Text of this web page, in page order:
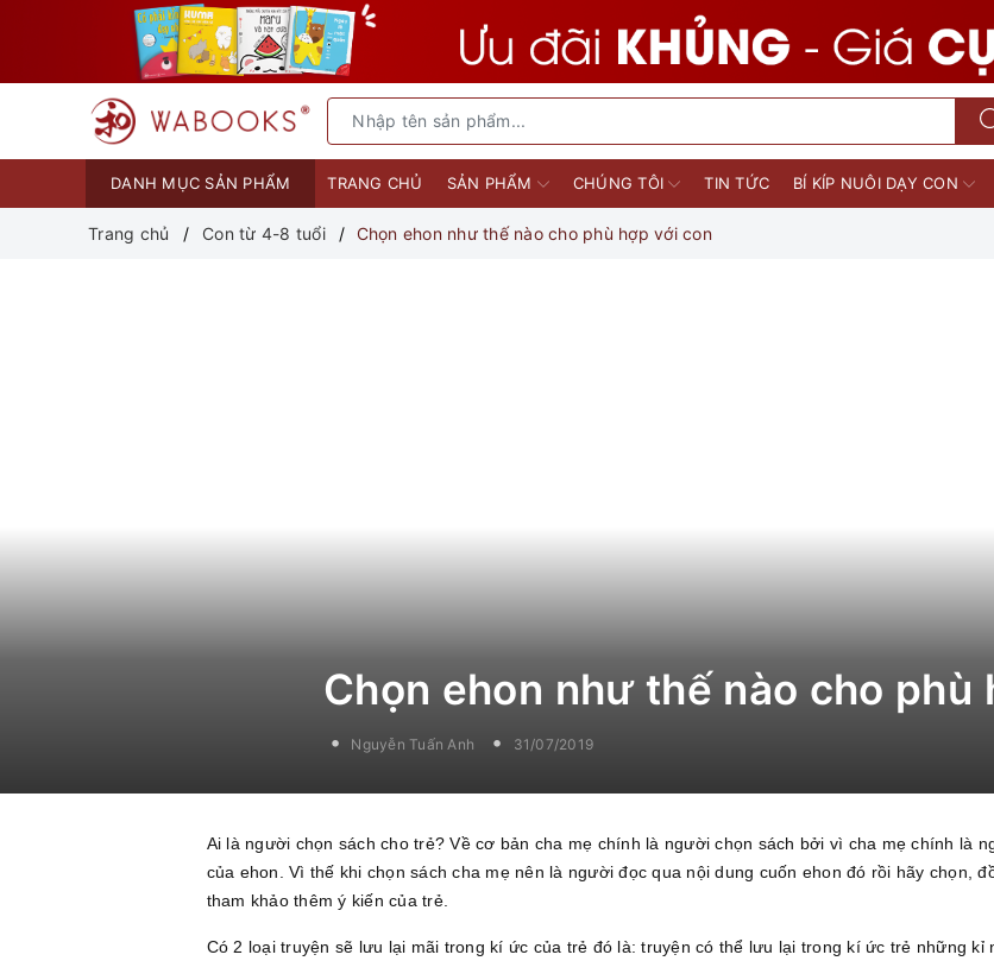
DANH MỤC SẢN PHẨM TRANG CHỦ SẢN PHẨM CHÚNG TÔI TIN TỨC BÍ KÍP NUÔI DẠY CON
Trang chủ Con từ 4-8 tuổi Chọn ehon như thế nào cho phù hợp với con
Chọn ehon như thế nào cho phù
Nguyễn Tuấn Anh 31/07/2019
Ai là người chọn sách cho trẻ? Về cơ bản cha mẹ chính là người chọn sách bởi vì cha mẹ chính là
của ehon. Vì thế khi chọn sách cha mẹ nên là người đọc qua nội dung cuốn ehon đó rồi hãy chọn,
tham khảo thêm ý kiến của trẻ.
Có 2 loại truyện sẽ lưu lại mãi trong kí ức của trẻ đó là: truyện có thể lưu lại trong kí ức trẻ những kỉ